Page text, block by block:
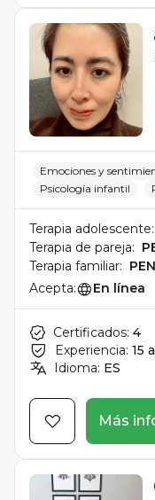
Emociones y
Psicología infantil
Terapia adolescente:
Terapia de pareja:
Terapia familiar:
Acepta:
En línea
Certificados: 4
Experiencia: 15
Idioma: ES
Más